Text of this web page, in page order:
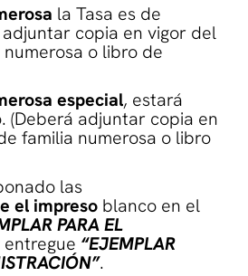
la Tasa es de
copia en vigor del
o libro de
especial, estará
(Deberá adjuntar copia en
familia numerosa o libro
las
el impreso blanco en el
PARA EL
“EJEMPLAR
.